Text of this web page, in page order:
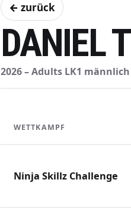
← zurück
DANIEL
2026 – Adults LK1
WETTKAMPF
Ninja Skillz Challenge